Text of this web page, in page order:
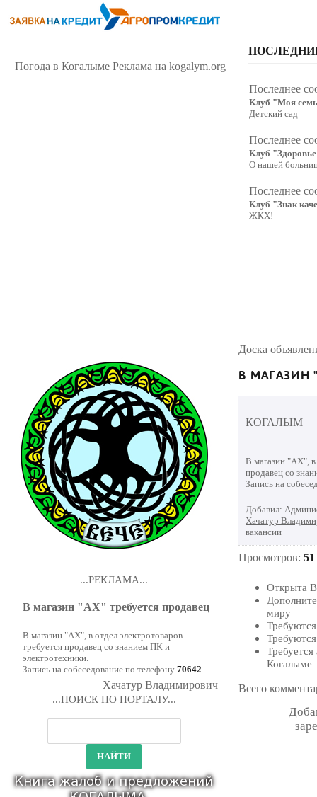
Погода в Когалыме Реклама на kogalym.org
Последнее
Клуб "Моя
Детский сад
Последнее
Клуб
О нашей
Последнее
Клуб "Знак
ЖКХ!
...РЕКЛАМА...
В магазин "АХ" требуется продавец
В магазин "АХ", в отдел электротоваров
требуется продавец со знанием ПК и
электротехники.
Запись на собеседование по телефону 70642
Хачатур Владимирович
...ПОИСК ПО ПОРТАЛУ...
Доска
В МАГАЗИН
КОГАЛЫМ
В магазин "АХ", в
продавец со
Запись на
Добавил:
Хачатур
вакансии
Просмотров: 51
Открыта
миру
Когалыме
Всего